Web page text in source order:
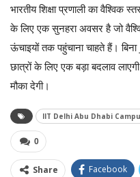
भारतीय शिक्षा प्रणाली का वैश्विक
के लिए एक सुनहरा अवसर है जो
ऊंचाइयों तक पहुंचाना चाहते हैं।
छात्रों के लिए एक बड़ा बदलाव
मौका देगी।
IIT Delhi Abu Dhabi
0
Share Facebook